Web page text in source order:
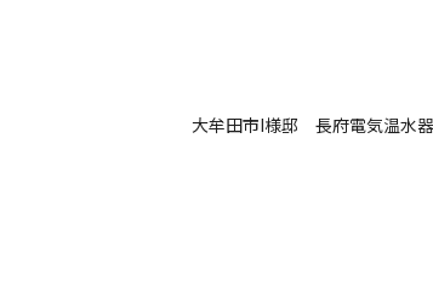
大牟田市I様邸 長府電気温水